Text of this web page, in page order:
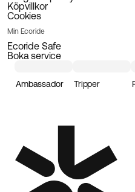
Köpvillkor
Cookies
Min Ecoride
Ecoride Safe
Boka service
Ambassador Tripper